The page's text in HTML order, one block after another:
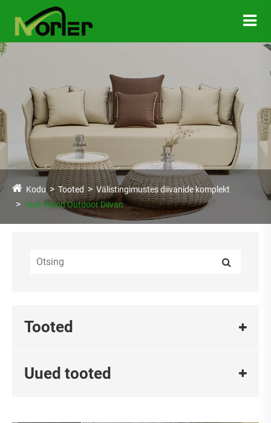
Kodu Tooted
Välistingimustes diivanide komplekt
Teak Wood Outdoor Diivan
Tooted
Uued tooted